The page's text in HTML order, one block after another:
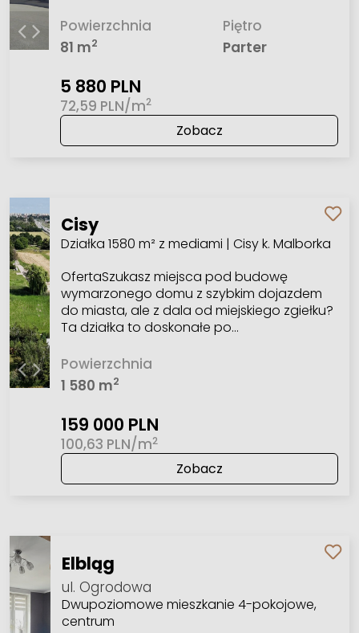
Powierzchnia
81 m2
Piętro
Parter
5 880 PLN
72,59 PLN/m2
Zobacz
Cisy
Działka 1580 m² z mediami | Cisy k. Malborka
OfertaSzukasz miejsca pod budowę
wymarzonego domu z szybkim dojazdem
do miasta, ale z dala od miejskiego zgiełku?
Ta działka to doskonałe po…
Powierzchnia
1 580 m2
159 000 PLN
100,63 PLN/m2
Zobacz
Elbląg
ul. Ogrodowa
Dwupoziomowe mieszkanie 4-pokojowe,
centrum